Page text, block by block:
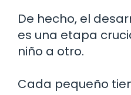
De hecho, el
es una etapa
niño a otro.
Cada pequeño